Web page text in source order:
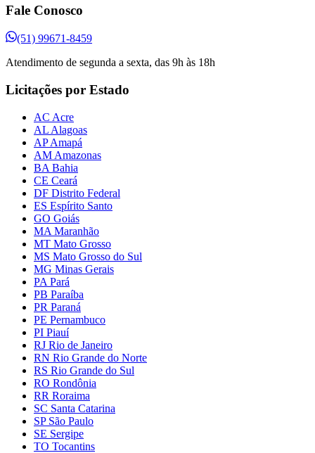
Fale Conosco
(51) 99671-8459
Atendimento de segunda a sexta, das 9h às 18h
Licitações por Estado
AC Acre
AL Alagoas
AP Amapá
AM Amazonas
BA Bahia
CE Ceará
DF Distrito Federal
ES Espírito Santo
GO Goiás
MA Maranhão
MT Mato Grosso
MS Mato Grosso do Sul
MG Minas Gerais
PA Pará
PB Paraíba
PR Paraná
PE Pernambuco
PI Piauí
RJ Rio de Janeiro
RN Rio Grande do Norte
RS Rio Grande do Sul
RO Rondônia
RR Roraima
SC Santa Catarina
SP São Paulo
SE Sergipe
TO Tocantins